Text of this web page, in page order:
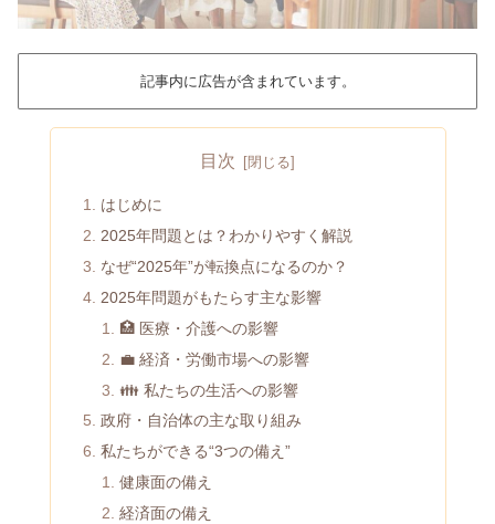
記事内に広告が含まれています。
目次
はじめに
2025年問題とは？わかりやすく解説
なぜ“2025年”が転換点になるのか？
2025年問題がもたらす主な影響
🏥 医療・介護への影響
💼 経済・労働市場への影響
👪 私たちの生活への影響
政府・自治体の主な取り組み
私たちができる“3つの備え”
健康面の備え
経済面の備え